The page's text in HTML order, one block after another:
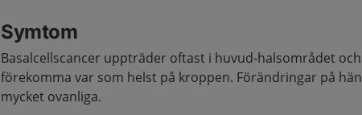
Symtom
Basalcellscancer uppträder oftast i huvud‑halsområdet
förekomma var som helst på kroppen. Förändringar på
mycket ovanliga.